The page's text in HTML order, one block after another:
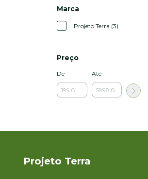
Marca
Projeto Terra (3)
Preço
De Até
Projeto Terra